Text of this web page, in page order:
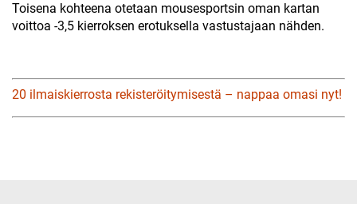
Toisena kohteena otetaan mousesportsin oman kartan
voittoa -3,5 kierroksen erotuksella vastustajaan nähden.
20 ilmaiskierrosta rekisteröitymisestä – nappaa omasi nyt!